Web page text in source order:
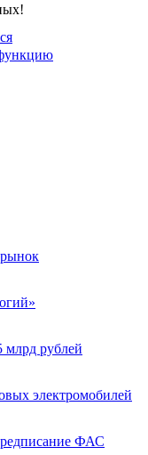
млрд рублей
электромобилей
ФАС